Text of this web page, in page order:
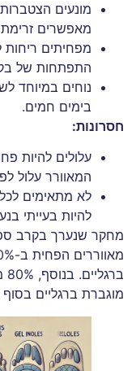
מונעים
מאפשרים זרימת
מפחיתים ריחות
התפתחות של
נוחים במיוחד
בימים חמים.
חסרונות:
עלולים להיות
המאוורר עלול
לא מתאימים
להיות בעייתי
מחקר שנערך בקרב
מוגברת ברגליים בסוף